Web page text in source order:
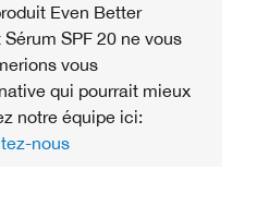
Even Better
SPF 20 ne vous
vous
qui pourrait mieux
notre équipe ici:
nous